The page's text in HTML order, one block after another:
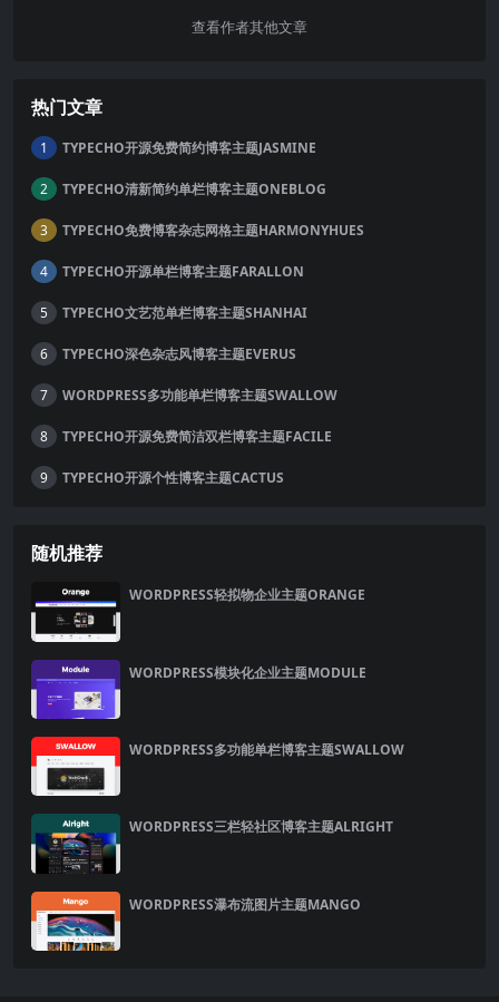
查看作者其他文章
热门文章
1 TYPECHO开源免费简约博客主题JASMINE
2 TYPECHO清新简约单栏博客主题ONEBLOG
3 TYPECHO免费博客杂志网格主题HARMONYHUES
4 TYPECHO开源单栏博客主题FARALLON
5 TYPECHO文艺范单栏博客主题SHANHAI
6 TYPECHO深色杂志风博客主题EVERUS
7 WORDPRESS多功能单栏博客主题SWALLOW
8 TYPECHO开源免费简洁双栏博客主题FACILE
9 TYPECHO开源个性博客主题CACTUS
随机推荐
WORDPRESS轻拟物企业主题ORANGE
WORDPRESS模块化企业主题MODULE
WORDPRESS多功能单栏博客主题SWALLOW
WORDPRESS三栏轻社区博客主题ALRIGHT
WORDPRESS瀑布流图片主题MANGO